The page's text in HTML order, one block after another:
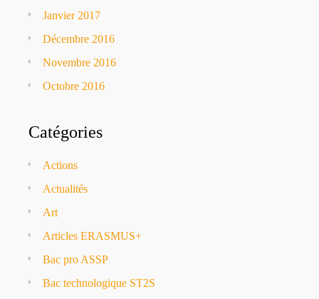
Janvier 2017
Décembre 2016
Novembre 2016
Octobre 2016
Catégories
Actions
Actualités
Art
Articles ERASMUS+
Bac pro ASSP
Bac technologique ST2S